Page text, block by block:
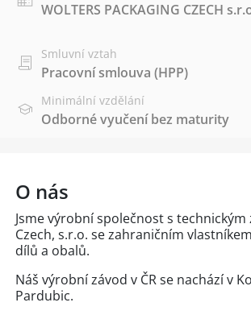
WOLTERS PACKAGING CZECH
Smluvní vztah
Pracovní smlouva (HPP)
Minimální vzdělání
Odborné vyučení bez maturity
O nás
Jsme výrobní společnost s
Czech, s.r.o. se zahraničním
dílů a obalů.
Náš výrobní závod v ČR se nachází v
Pardubic.